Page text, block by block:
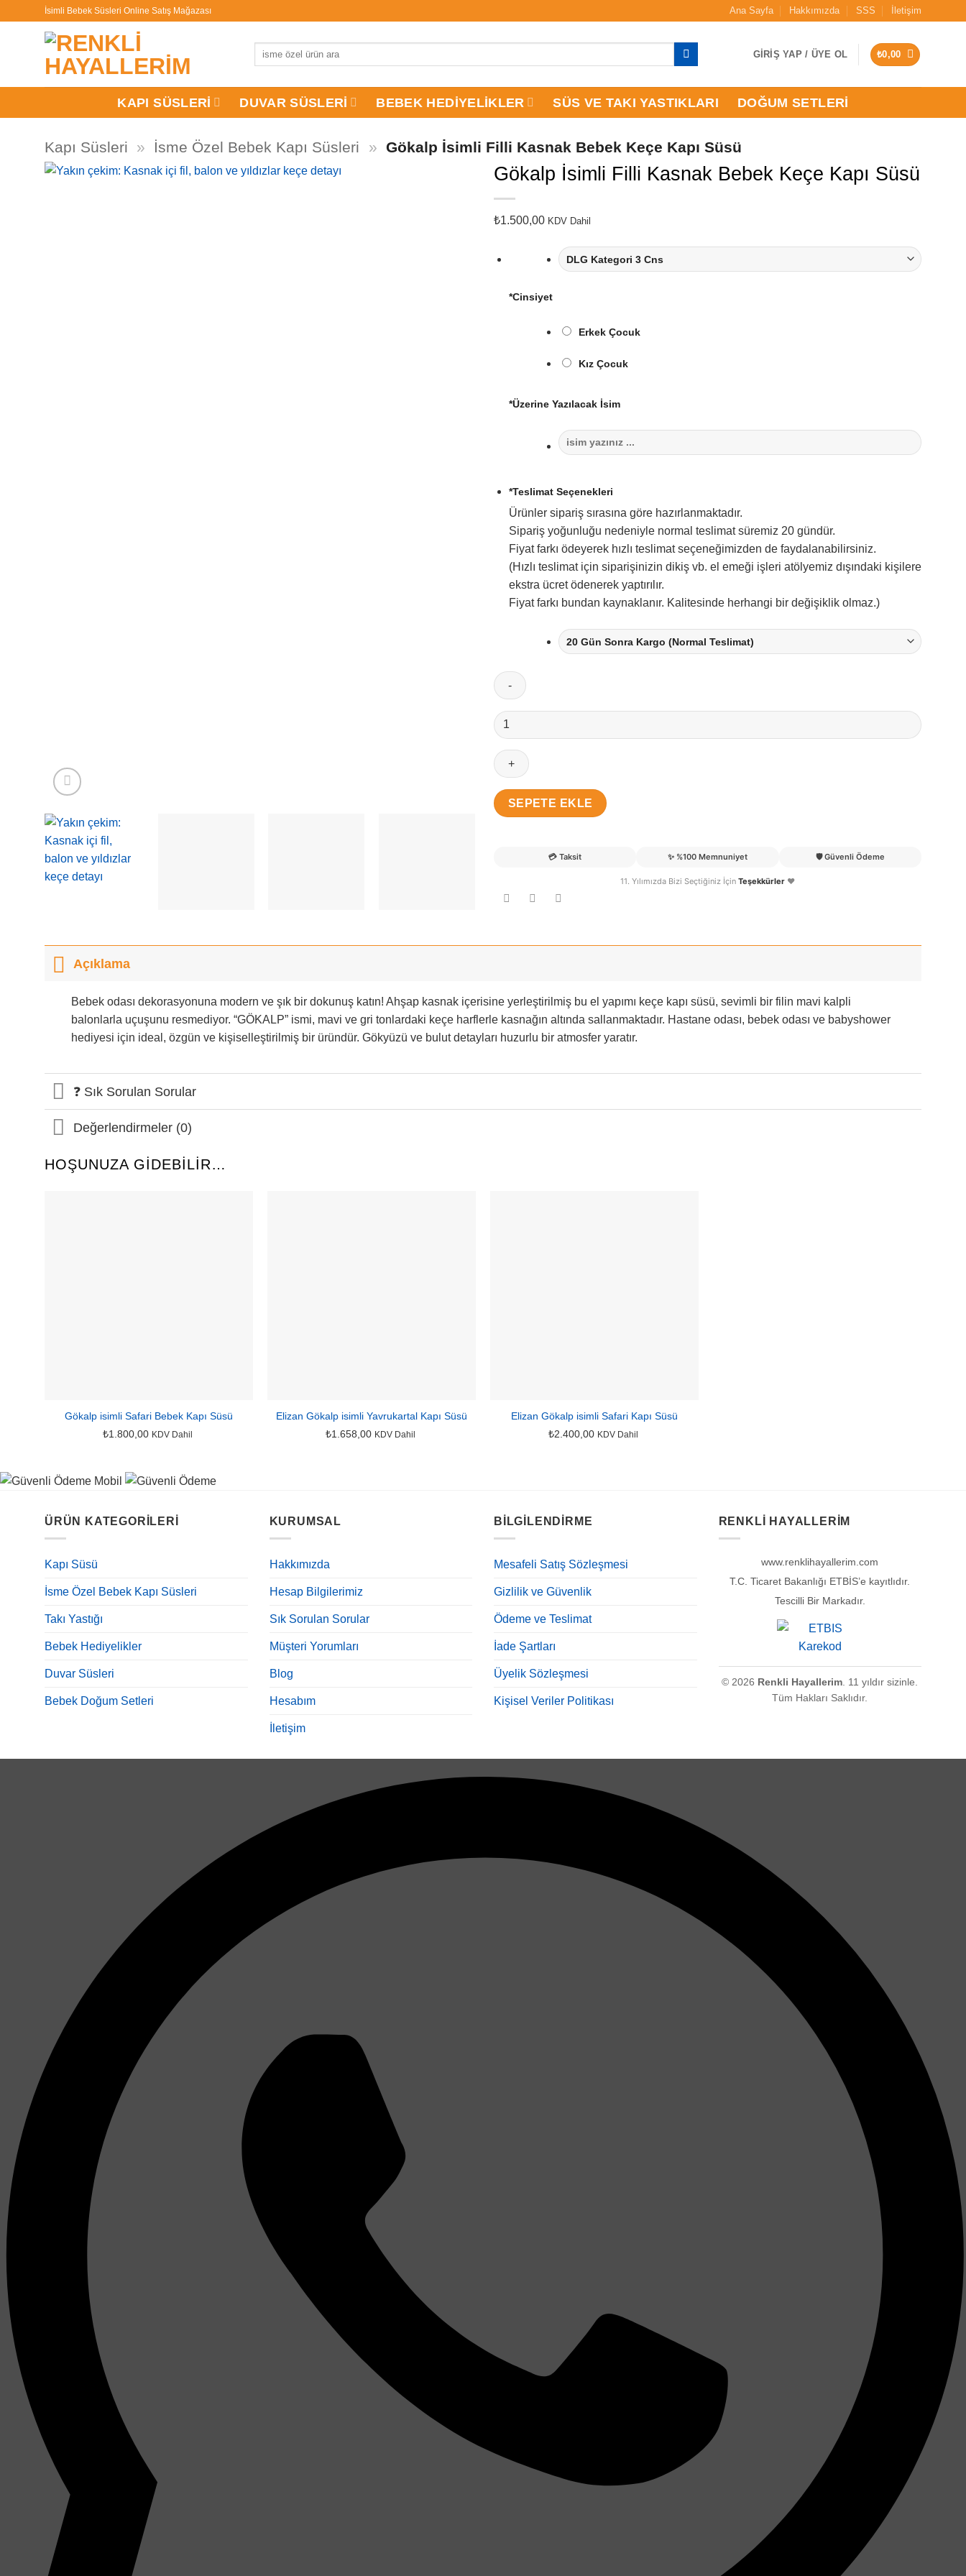
İsimli Bebek Süsleri Online Satış Mağazası Ana Sayfa Hakkımızda SSS İletişim
Ara: GIRIŞ YAP / ÜYE OL ₺0,00
KAPI SÜSLERI DUVAR SÜSLERI BEBEK HEDIYELIKLER SÜS VE TAKI YASTIKLARI DOĞUM SETLERI
Kapı Süsleri » İsme Özel Bebek Kapı Süsleri » Gökalp İsimli Filli Kasnak Bebek Keçe Kapı Süsü
Gökalp İsimli Filli Kasnak Bebek Keçe Kapı Süsü
₺1.500,00 KDV Dahil
*Cinsiyet
Erkek Çocuk
Kız Çocuk
*Üzerine Yazılacak İsim
*Teslimat Seçenekleri
Ürünler sipariş sırasına göre hazırlanmaktadır.
Sipariş yoğunluğu nedeniyle normal teslimat süremiz 20 gündür.
Fiyat farkı ödeyerek hızlı teslimat seçeneğimizden de faydalanabilirsiniz.
(Hızlı teslimat için siparişinizin dikiş vb. el emeği işleri atölyemiz dışındaki kişilere
ekstra ücret ödenerek yaptırılır.
Fiyat farkı bundan kaynaklanır. Kalitesinde herhangi bir değişiklik olmaz.)
Gökalp
İsimli
Filli
Kasnak
Keçe
Kapı
SEPETE EKLE
💳 Taksit ✨ %100 Memnuniyet 🛡️ Güvenli Ödeme
11. Yılımızda Bizi Seçtiğiniz İçin Teşekkürler ❤️
Açıklama
Bebek odası dekorasyonuna modern ve şık bir dokunuş katın! Ahşap kasnak içerisine yerleştirilmiş bu el yapımı keçe kapı süsü, sevimli bir filin mavi kalpli
balonlarla uçuşunu resmediyor. “GÖKALP” ismi, mavi ve gri tonlardaki keçe harflerle kasnağın altında sallanmaktadır. Hastane odası, bebek odası ve babyshower
hediyesi için ideal, özgün ve kişiselleştirilmiş bir üründür. Gökyüzü ve bulut detayları huzurlu bir atmosfer yaratır.
❓ Sık Sorulan Sorular
Değerlendirmeler (0)
HOŞUNUZA GIDEBILIR…
Gökalp isimli Safari Bebek Kapı Süsü
₺1.800,00 KDV Dahil
Elizan Gökalp isimli Yavrukartal Kapı Süsü
₺1.658,00 KDV Dahil
Elizan Gökalp isimli Safari Kapı Süsü
₺2.400,00 KDV Dahil
ÜRÜN KATEGORILERI
Kapı Süsü
İsme Özel Bebek Kapı Süsleri
Takı Yastığı
Bebek Hediyelikler
Duvar Süsleri
Bebek Doğum Setleri
KURUMSAL
Hakkımızda
Hesap Bilgilerimiz
Sık Sorulan Sorular
Müşteri Yorumları
Blog
Hesabım
İletişim
BILGILENDIRME
Mesafeli Satış Sözleşmesi
Gizlilik ve Güvenlik
Ödeme ve Teslimat
İade Şartları
Üyelik Sözleşmesi
Kişisel Veriler Politikası
RENKLI HAYALLERIM
www.renklihayallerim.com
T.C. Ticaret Bakanlığı ETBİS’e kayıtlıdır.
Tescilli Bir Markadır.
© 2026 Renkli Hayallerim. 11 yıldır sizinle.
Tüm Hakları Saklıdır.